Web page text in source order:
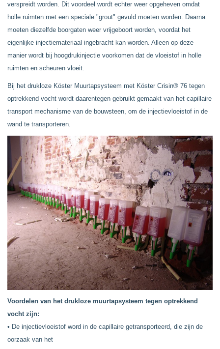
verspreidt worden. Dit voordeel wordt echter weer opgeheven omdat
holle ruimten met een speciale "grout" gevuld moeten worden. Daarna
moeten diezelfde boorgaten weer vrijgeboort worden, voordat het
eigenlijke injectiemateriaal ingebracht kan worden. Alleen op deze
manier wordt bij hoogdrukinjectie voorkomen dat de vloeistof in holle
ruimten en scheuren vloeit.
Bij het drukloze Köster Muurtapsysteem met Köster Crisin® 76 tegen
optrekkend vocht wordt daarentegen gebruikt gemaakt van het capillaire
transport mechanisme van de bouwsteen, om de injectievloeistof in de
wand te transporteren.
Voordelen van het drukloze muurtapsysteem tegen optrekkend
vocht zijn:
• De injectievloeistof word in de capillaire getransporteerd, die zijn de
oorzaak van het